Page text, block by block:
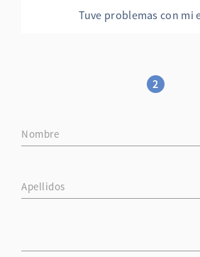
Tuve problemas con mi
2